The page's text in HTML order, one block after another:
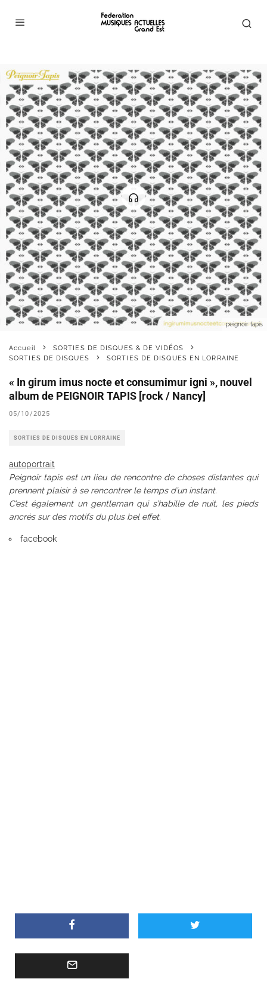
peignoir tapis
Accueil
SORTIES DE DISQUES & DE VIDÉOS
SORTIES DE DISQUES
SORTIES DE DISQUES EN LORRAINE
« In girum imus nocte et consumimur igni », nouvel
album de PEIGNOIR TAPIS [rock / Nancy]
05/10/2025
SORTIES DE DISQUES EN LORRAINE
autoportrait
Peignoir tapis est un lieu de rencontre de choses distantes qui
prennent plaisir à se rencontrer le temps d’un instant.
C’est également un gentleman qui s’habille de nuit, les pieds
ancrés sur des motifs du plus bel effet.
facebook